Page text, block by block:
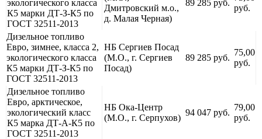
экологического класса
К5 марки ДТ-З-К5 по
ГОСТ 32511-2013
Дмитровский м.о.,
д. Малая Черная)
89 285 руб.
руб.
Дизельное топливо
Евро, зимнее, класса 2,
экологического класса
К5 марки ДТ-З-К5 по
ГОСТ 32511-2013
НБ Сергиев Посад
(М.О., г. Сергиев
Посад)
89 285 руб.
75,00
руб.
Дизельное топливо
Евро, арктическое,
экологический класс
К5 марка ДТ-А-К5 по
ГОСТ 32511-2013
НБ Ока-Центр
(М.О., г. Серпухов)
94 047 руб.
79,00
руб.